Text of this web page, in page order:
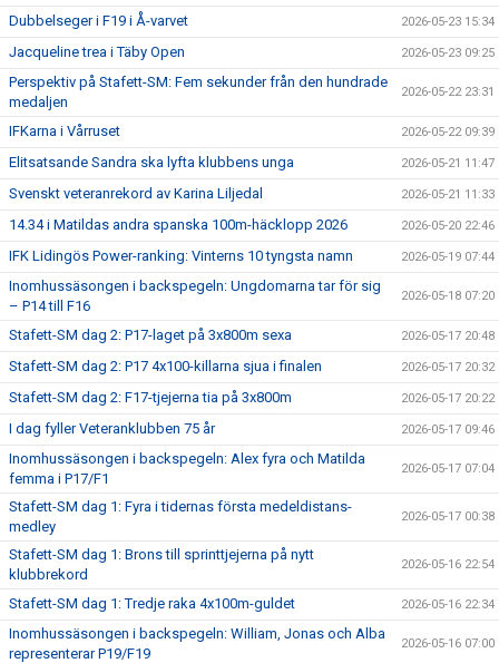
Dubbelseger i F19 i Å-varvet 2026-05-23 15:34
Jacqueline trea i Täby Open 2026-05-23 09:25
Perspektiv på Stafett-SM: Fem sekunder från den hundrade
medaljen
2026-05-22 23:31
IFKarna i Vårruset 2026-05-22 09:39
Elitsatsande Sandra ska lyfta klubbens unga 2026-05-21 11:47
Svenskt veteranrekord av Karina Liljedal 2026-05-21 11:33
14.34 i Matildas andra spanska 100m-häcklopp 2026 2026-05-20 22:46
IFK Lidingös Power-ranking: Vinterns 10 tyngsta namn 2026-05-19 07:44
Inomhussäsongen i backspegeln: Ungdomarna tar för sig
– P14 till F16
2026-05-18 07:20
Stafett-SM dag 2: P17-laget på 3x800m sexa 2026-05-17 20:48
Stafett-SM dag 2: P17 4x100-killarna sjua i finalen 2026-05-17 20:32
Stafett-SM dag 2: F17-tjejerna tia på 3x800m 2026-05-17 20:22
I dag fyller Veteranklubben 75 år 2026-05-17 09:46
Inomhussäsongen i backspegeln: Alex fyra och Matilda
femma i P17/F1
2026-05-17 07:04
Stafett-SM dag 1: Fyra i tidernas första medeldistans-
medley
2026-05-17 00:38
Stafett-SM dag 1: Brons till sprinttjejerna på nytt
klubbrekord
2026-05-16 22:54
Stafett-SM dag 1: Tredje raka 4x100m-guldet 2026-05-16 22:34
Inomhussäsongen i backspegeln: William, Jonas och Alba
representerar P19/F19
2026-05-16 07:00